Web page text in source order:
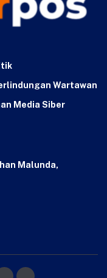
Wartawan
Media Siber
Malunda,